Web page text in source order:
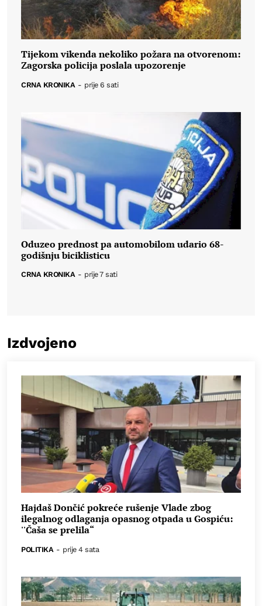
Tijekom vikenda nekoliko požara na otvorenom:
Zagorska policija poslala upozorenje
CRNA KRONIKA - prije 6 sati
Oduzeo prednost pa automobilom udario 68-
godišnju biciklisticu
CRNA KRONIKA - prije 7 sati
Izdvojeno
Hajdaš Dončić pokreće rušenje Vlade zbog
ilegalnog odlaganja opasnog otpada u Gospiću:
''Čaša se prelila“
POLITIKA - prije 4 sata